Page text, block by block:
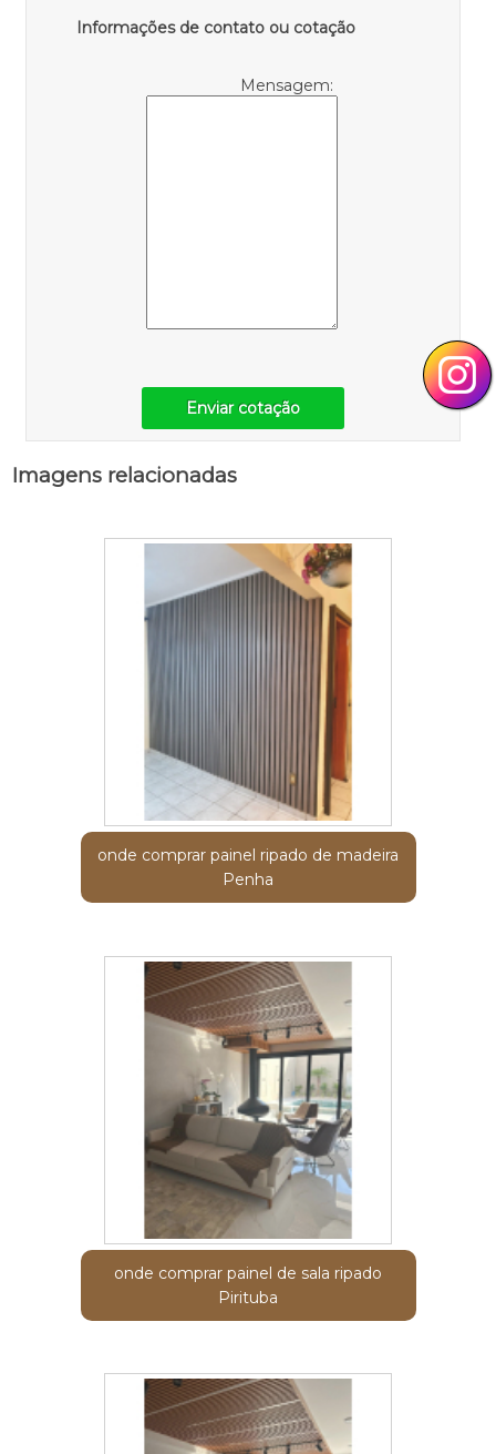
Informações de contato ou cotação
Mensagem:
Enviar cotação
Imagens relacionadas
onde comprar painel ripado de madeira
Penha
onde comprar painel de sala ripado
Pirituba